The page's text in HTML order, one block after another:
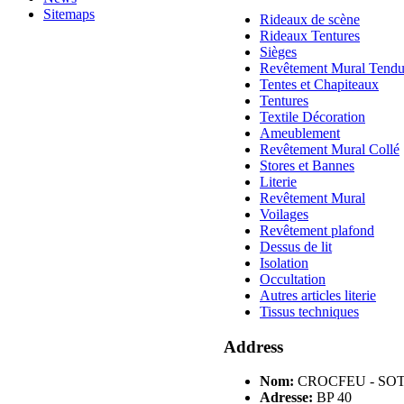
Rideaux de scène
Rideaux Tentures
Sièges
Revêtement Mural Tendu
Tentes et Chapiteaux
Tentures
Textile Décoration
Ameublement
Revêtement Mural Collé
Stores et Bannes
Literie
Revêtement Mural
Voilages
Revêtement plafond
Dessus de lit
Isolation
Occultation
Autres articles literie
Tissus techniques
Address
Nom: CROCFEU -
Adresse: BP 40
Sitemaps